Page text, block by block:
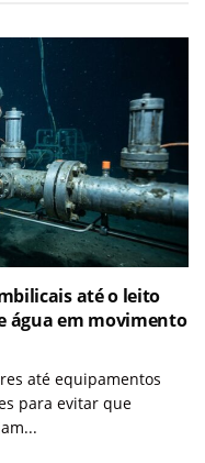
até o leito
água em movimento
até equipamentos
para evitar que